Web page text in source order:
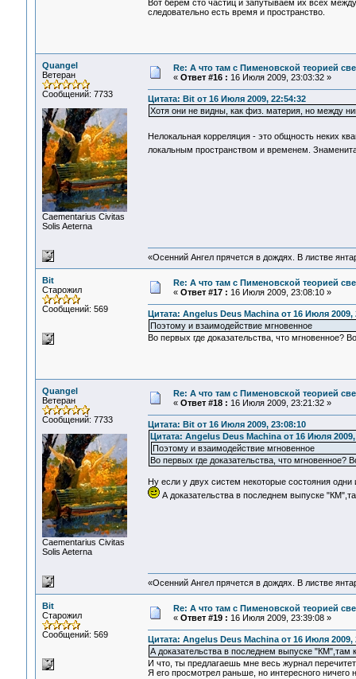
Вот берем сто частиц и запутываем их всех
следовательно есть время и пространство.
Quangel
Ветеран
Сообщений: 7733
Сaementarius Civitas
Solis Aeterna
Re: А что там с Пименовской теорией
« Ответ #16 : 16 Июля 2009, 23:03:32 »
Цитата: Bit от 16 Июля 2009, 22:54:32
Хотя они не видны, как физ. материя, но между
Нелокальная корреляция - это общность неких
локальным пространством и временем.
«Осенний Ангел прячется в дождях. В листве
Bit
Старожил
Сообщений: 569
Re: А что там с Пименовской теорией
« Ответ #17 : 16 Июля 2009, 23:08:10 »
Цитата: Angelus Deus Machina от 16 Июля 2009,
Поэтому и взаимодействие мгновенное
Во первых где доказательства, что мгновенное?
Quangel
Ветеран
Сообщений: 7733
Сaementarius Civitas
Solis Aeterna
Re: А что там с Пименовской теорией
« Ответ #18 : 16 Июля 2009, 23:21:32 »
Цитата: Bit от 16 Июля 2009, 23:08:10
Цитата: Angelus Deus Machina от 16 Июля
Поэтому и взаимодействие мгновенное
Во первых где доказательства, что мгновенное?
Ну если у двух систем некоторые состояния
А доказательства в последнем выпуске
«Осенний Ангел прячется в дождях. В листве
Bit
Старожил
Сообщений: 569
Re: А что там с Пименовской теорией
« Ответ #19 : 16 Июля 2009, 23:39:08 »
Цитата: Angelus Deus Machina от 16 Июля 2009,
А доказательства в последнем выпуске "КМ",там
И что, ты предлагаешь мне весь журнал
Я его просмотрел раньше, но интересного ничего